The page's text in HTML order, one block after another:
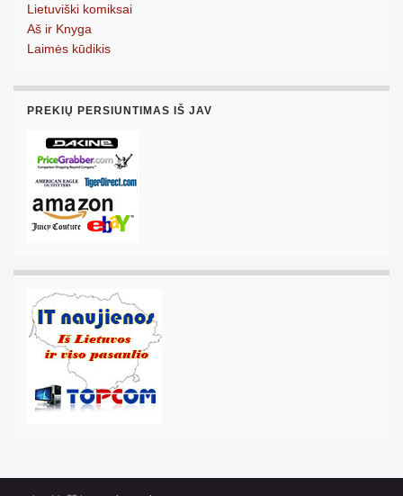
Lietuviški komiksai
Aš ir Knyga
Laimės kūdikis
PREKIŲ PERSIUNTIMAS IŠ JAV